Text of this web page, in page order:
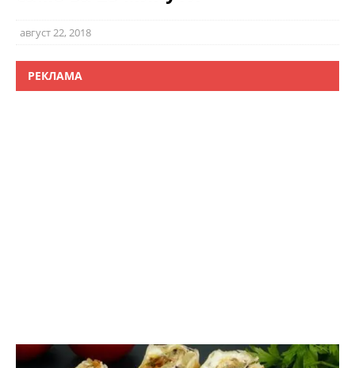
август 22, 2018
РЕКЛАМА